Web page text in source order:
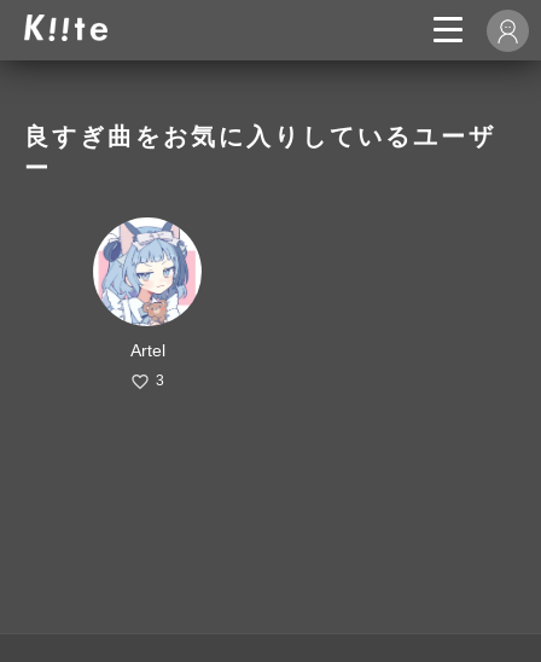
良すぎ曲をお気に入りしているユーザ
ー
Artel
3